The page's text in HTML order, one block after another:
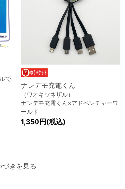
で
ナンデモ充電くん
（ワオキツネザル）
ナンデモ充電くん×アドベンチャーワ
ールド
1,350円(税込)
づきを見る